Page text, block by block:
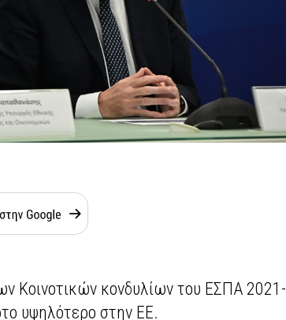
Κοινοτικών κονδυλίων του ΕΣΠΑ 2021-
υψηλότερο στην ΕΕ.